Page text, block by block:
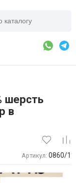
шерсть
в
Артикул: 0860/1